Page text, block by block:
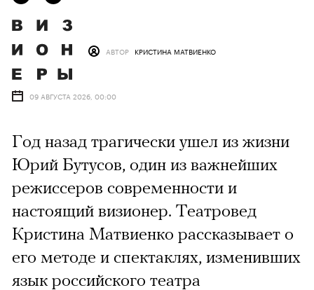
АВТОР КРИСТИНА МАТВИЕНКО
09 АВГУСТА 2026, 00:00
Год назад трагически ушел из жизни
Юрий Бутусов, один из важнейших
режиссеров современности и
настоящий визионер. Театровед
Кристина Матвиенко рассказывает о
его методе и спектаклях, изменивших
язык российского театра